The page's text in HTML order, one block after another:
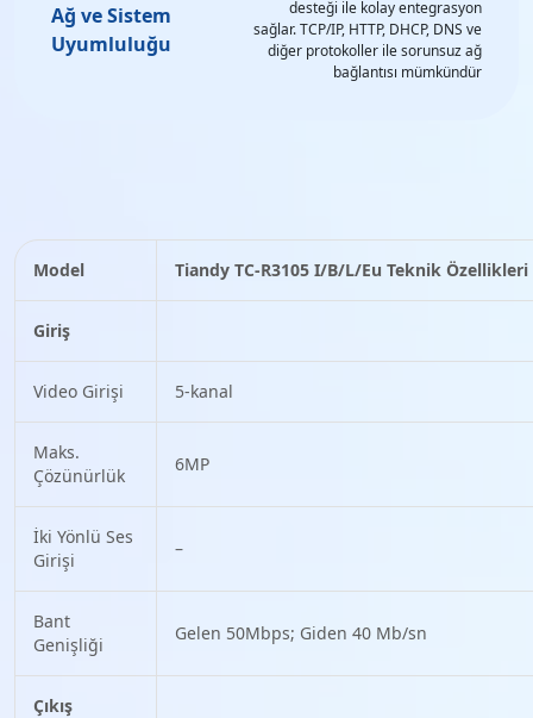
Ağ ve Sistem
Uyumluluğu
desteği ile kolay entegrasyon
sağlar. TCP/IP, HTTP, DHCP, DNS ve
diğer protokoller ile sorunsuz ağ
bağlantısı mümkündür
Model Tiandy TC-R3105 I/B/L/Eu Teknik Özellikleri
Giriş
Video Girişi 5-kanal
Maks.
Çözünürlük
6MP
İki Yönlü Ses
Girişi
–
Bant
Genişliği
Gelen 50Mbps; Giden 40 Mb/sn
Çıkış